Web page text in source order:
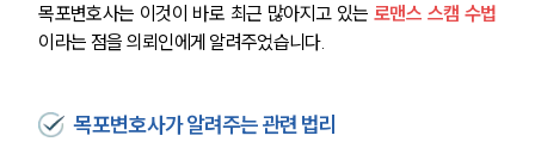
목포변호사는 이것이 바로 최근 많아지고 있는 로맨스 스캠 수법
이라는 점을 의뢰인에게 알려주었습니다.
목포변호사가 알려주는 관련 법리